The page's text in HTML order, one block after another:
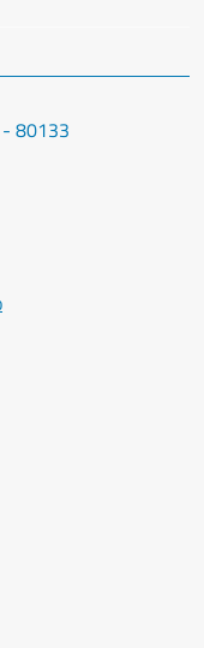
- 80133